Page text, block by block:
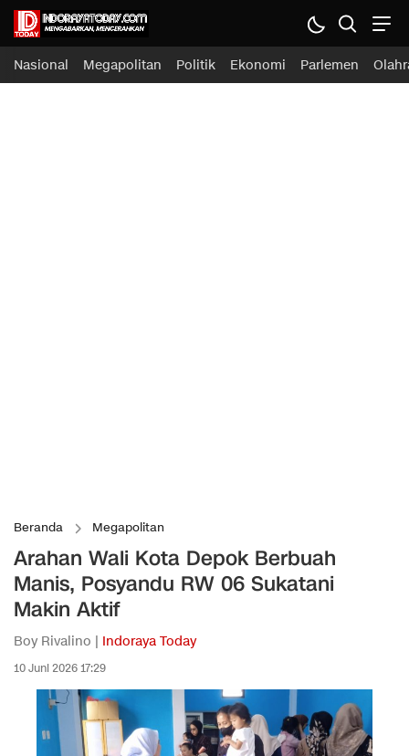
Nasional Megapolitan Politik Ekonomi Parlemen
Beranda Megapolitan
Arahan Wali Kota Depok Berbuah
Manis, Posyandu RW 06 Sukatani
Makin Aktif
Boy Rivalino | Indoraya Today
10 Juni 2026 17:29